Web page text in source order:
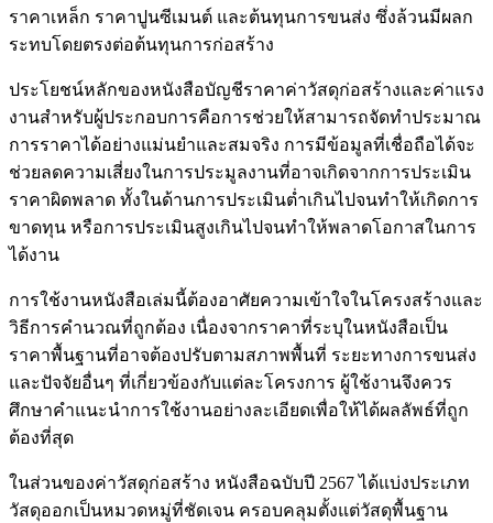
ราคาเหล็ก ราคาปูนซีเมนต์ และต้นทุนการขนส่ง ซึ่งล้วนมีผลก
ระทบโดยตรงต่อต้นทุนการก่อสร้าง
ประโยชน์หลักของหนังสือบัญชีราคาค่าวัสดุก่อสร้างและค่าแรง
งานสำหรับผู้ประกอบการคือการช่วยให้สามารถจัดทำประมาณ
การราคาได้อย่างแม่นยำและสมจริง การมีข้อมูลที่เชื่อถือได้จะ
ช่วยลดความเสี่ยงในการประมูลงานที่อาจเกิดจากการประเมิน
ราคาผิดพลาด ทั้งในด้านการประเมินต่ำเกินไปจนทำให้เกิดการ
ขาดทุน หรือการประเมินสูงเกินไปจนทำให้พลาดโอกาสในการ
ได้งาน
การใช้งานหนังสือเล่มนี้ต้องอาศัยความเข้าใจในโครงสร้างและ
วิธีการคำนวณที่ถูกต้อง เนื่องจากราคาที่ระบุในหนังสือเป็น
ราคาพื้นฐานที่อาจต้องปรับตามสภาพพื้นที่ ระยะทางการขนส่ง
และปัจจัยอื่นๆ ที่เกี่ยวข้องกับแต่ละโครงการ ผู้ใช้งานจึงควร
ศึกษาคำแนะนำการใช้งานอย่างละเอียดเพื่อให้ได้ผลลัพธ์ที่ถูก
ต้องที่สุด
ในส่วนของค่าวัสดุก่อสร้าง หนังสือฉบับปี 2567 ได้แบ่งประเภท
วัสดุออกเป็นหมวดหมู่ที่ชัดเจน ครอบคลุมตั้งแต่วัสดุพื้นฐาน